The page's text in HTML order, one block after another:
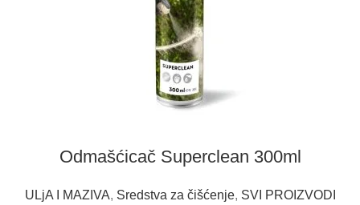
Odmašćicač Superclean 300ml
ULjA I MAZIVA, Sredstva za čišćenje, SVI PROIZVODI